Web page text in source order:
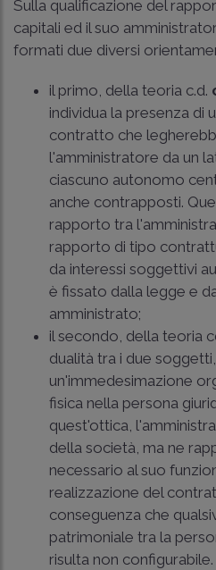
Sulla qualificazione del
capitali ed il suo
formati due diversi
il primo, della teoria c.d.
individua la presenza di
contratto che
l'amministratore da un
ciascuno autonomo
anche contrapposti.
rapporto tra
rapporto di tipo
da interessi soggettivi
è fissato dalla legge e
amministrato;
il secondo, della teoria
dualità tra i due
un'immedesimazione
fisica nella persona
quest'ottica,
della società, ma ne
necessario al suo
realizzazione del
conseguenza che
patrimoniale tra la
risulta non configurabile.